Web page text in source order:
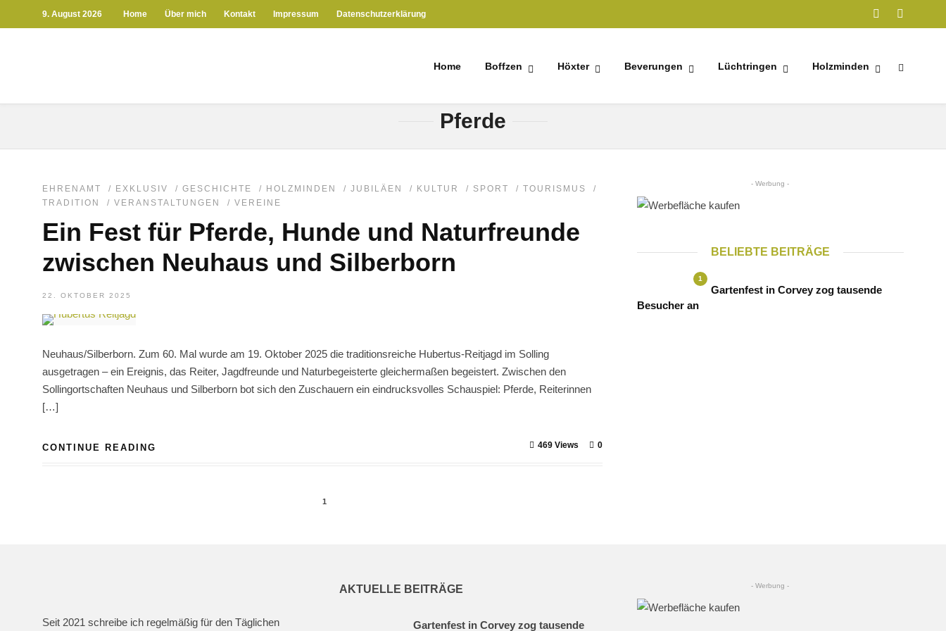
9. August 2026 Home Über mich Kontakt Impressum Datenschutzerklärung
Home Boffzen Höxter Beverungen Lüchtringen Holzminden
Pferde
EHRENAMT / EXKLUSIV / GESCHICHTE / HOLZMINDEN / JUBILÄEN / KULTUR / SPORT / TOURISMUS
/
TRADITION
/ VERANSTALTUNGEN / VEREINE
Ein Fest für Pferde, Hunde und Naturfreunde
zwischen Neuhaus und Silberborn
22. OKTOBER 2025
Neuhaus/Silberborn. Zum 60. Mal wurde am 19. Oktober 2025 die traditionsreiche Hubertus-Reitjagd im Solling
ausgetragen – ein Ereignis, das Reiter, Jagdfreunde und Naturbegeisterte gleichermaßen begeistert. Zwischen den
Sollingortschaften Neuhaus und Silberborn bot sich den Zuschauern ein eindrucksvolles Schauspiel: Pferde, Reiterinnen
[…]
CONTINUE READING 0
469 Views
1
- Werbung -
BELIEBTE BEITRÄGE
1
Gartenfest in Corvey zog tausende
Besucher an
Seit 2021 schreibe ich regelmäßig für den Täglichen
AKTUELLE BEITRÄGE
Gartenfest in Corvey zog tausende
- Werbung -